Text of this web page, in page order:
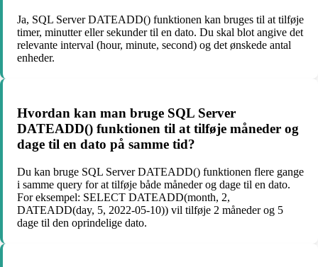
Ja, SQL Server DATEADD() funktionen kan bruges til at tilføje
timer, minutter eller sekunder til en dato. Du skal blot angive det
relevante interval (hour, minute, second) og det ønskede antal
enheder.
Hvordan kan man bruge SQL Server
DATEADD() funktionen til at tilføje måneder og
dage til en dato på samme tid?
Du kan bruge SQL Server DATEADD() funktionen flere gange
i samme query for at tilføje både måneder og dage til en dato.
For eksempel: SELECT DATEADD(month, 2,
DATEADD(day, 5, 2022-05-10)) vil tilføje 2 måneder og 5
dage til den oprindelige dato.